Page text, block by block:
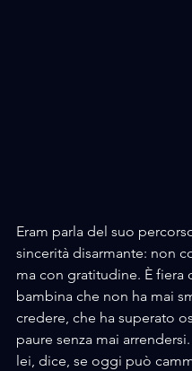
Eram parla del suo
sincerità disarmante: non
ma con gratitudine. È fiera
bambina che non ha mai
credere, che ha superato
paure senza mai
lei, dice, se oggi può